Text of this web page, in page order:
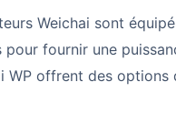
Weichai sont
pour fournir une
WP offrent des options